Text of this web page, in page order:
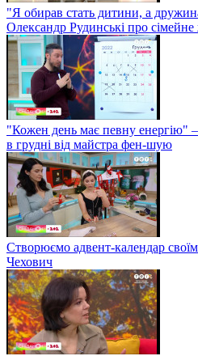
"Я обирав стать дитини, а
Олександр Рудинські про сімейне
"Кожен день має певну енергію" –
в грудні від майстра фен-шую
Створюємо адвент-календар
Чехович